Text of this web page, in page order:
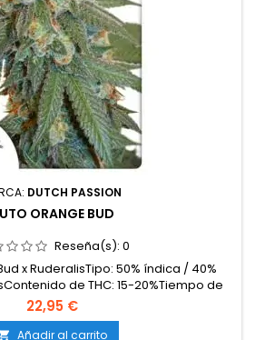
DUTCH PASSION
ORANGE BUD
Reseña(s): 0
x RuderalisTipo: 50% índica / 40%
de THC: 15-20%Tiempo de
10-11 semanas desde
en interior: 400-500
80-150 g/plantaAltura: 80-120
22,95 €
Añadir al carrito